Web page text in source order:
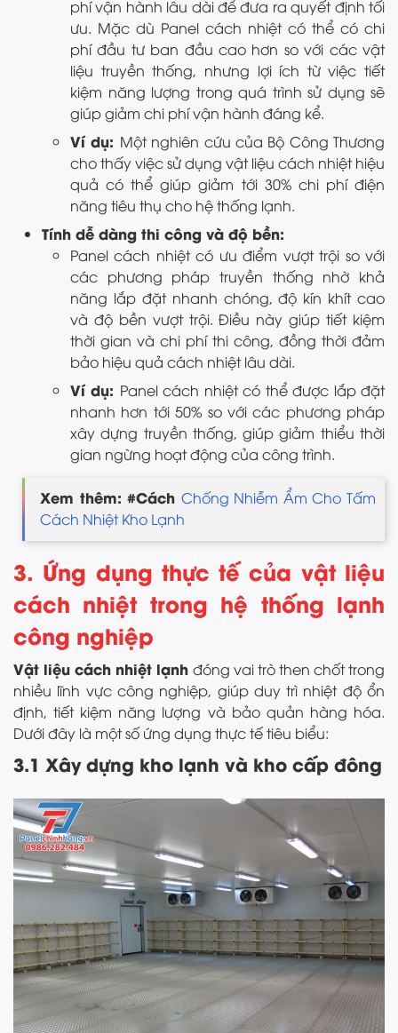
phí vận hành lâu dài để đưa ra quyết định tối
ưu. Mặc dù Panel cách nhiệt có thể có chi
phí đầu tư ban đầu cao hơn so với các vật
liệu truyền thống, nhưng lợi ích từ việc tiết
kiệm năng lượng trong quá trình sử dụng sẽ
giúp giảm chi phí vận hành đáng kể.
Ví dụ: Một nghiên cứu của Bộ Công Thương
cho thấy việc sử dụng vật liệu cách nhiệt hiệu
quả có thể giúp giảm tới 30% chi phí điện
năng tiêu thụ cho hệ thống lạnh.
Tính dễ dàng thi công và độ bền:
Panel cách nhiệt có ưu điểm vượt trội so với
các phương pháp truyền thống nhờ khả
năng lắp đặt nhanh chóng, độ kín khít cao
và độ bền vượt trội. Điều này giúp tiết kiệm
thời gian và chi phí thi công, đồng thời đảm
bảo hiệu quả cách nhiệt lâu dài.
Ví dụ: Panel cách nhiệt có thể được lắp đặt
nhanh hơn tới 50% so với các phương pháp
xây dựng truyền thống, giúp giảm thiểu thời
gian ngừng hoạt động của công trình.
Xem thêm: #Cách Chống Nhiễm Ẩm Cho Tấm
Cách Nhiệt Kho Lạnh
3. Ứng dụng thực tế của vật liệu
cách nhiệt trong hệ thống lạnh
công nghiệp
Vật liệu cách nhiệt lạnh đóng vai trò then chốt trong
nhiều lĩnh vực công nghiệp, giúp duy trì nhiệt độ ổn
định, tiết kiệm năng lượng và bảo quản hàng hóa.
Dưới đây là một số ứng dụng thực tế tiêu biểu:
3.1 Xây dựng kho lạnh và kho cấp đông